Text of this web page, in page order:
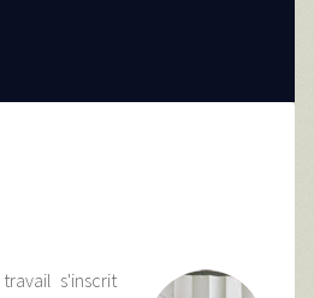
s'inscrit